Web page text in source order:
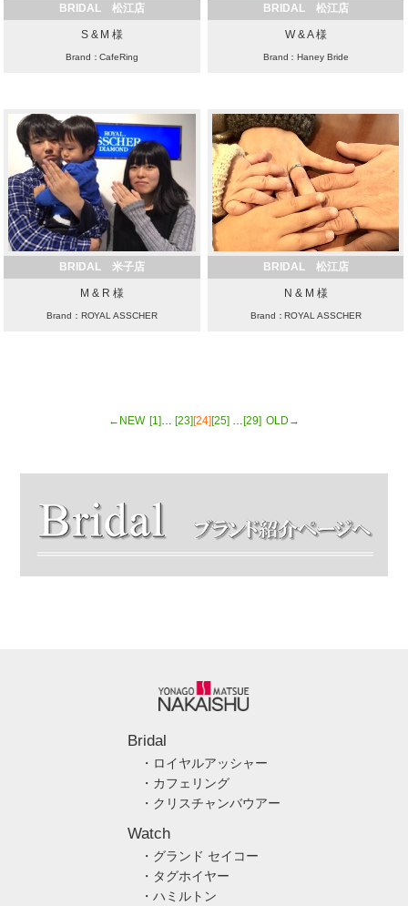
BRIDAL 松江店
S & M 様
Brand：CafeRing
BRIDAL 松江店
W & A 様
Brand：Haney Bride
BRIDAL 米子店
M & R 様
Brand：ROYAL ASSCHER
BRIDAL 松江店
N & M 様
Brand：ROYAL ASSCHER
←NEW [1]… [23][24][25] …[29] OLD→
Bridal
・ロイヤルアッシャー
・カフェリング
・クリスチャンバウアー
Watch
・グランド セイコー
・タグホイヤー
・ハミルトン